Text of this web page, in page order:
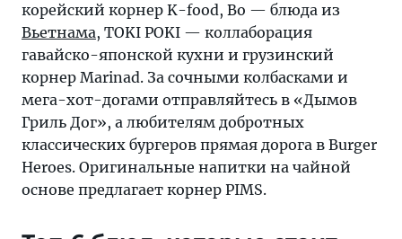
корейский корнер K-food, Bo — блюда из
Вьетнама, TOKI POKI — коллаборация
гавайско-японской кухни и грузинский
корнер Marinad. За сочными колбасками и
мега-хот-догами отправляйтесь в «Дымов
Гриль Дог», а любителям добротных
классических бургеров прямая дорога в Burger
Heroes. Оригинальные напитки на чайной
основе предлагает корнер PIMS.